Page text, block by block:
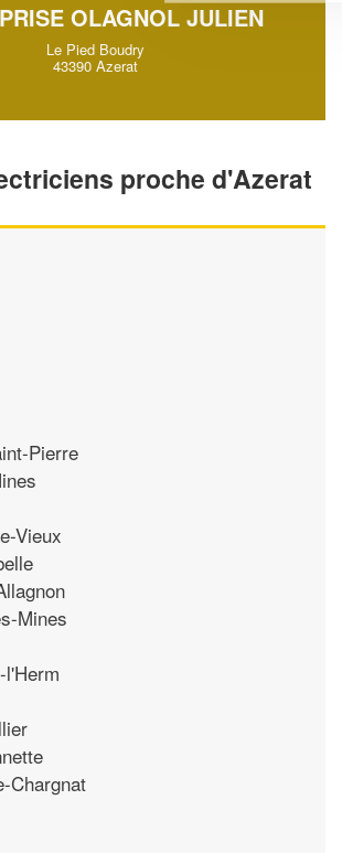
OLAGNOL JULIEN
Le Pied Boudry
43390 Azerat
proche d'Azerat
Pierre
Vieux
Mines
l'Herm
Chargnat